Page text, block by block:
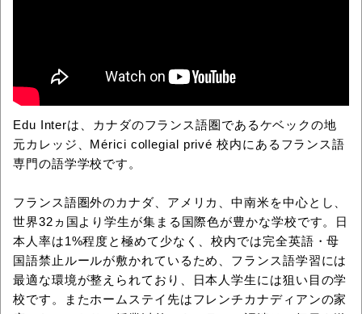
Edu Interは、カナダのフランス語圏であるケベックの地
元カレッジ、Mérici collegial privé 校内にあるフランス語
専門の語学学校です。
フランス語圏外のカナダ、アメリカ、中南米を中心とし、
世界32ヵ国より学生が集まる国際色が豊かな学校です。日
本人率は1%程度と極めて少なく、校内では完全英語・母
国語禁止ルールが敷かれているため、フランス語学習には
最適な環境が整えられており、日本人学生には狙い目の学
校です。またホームステイ先はフレンチカナディアンの家